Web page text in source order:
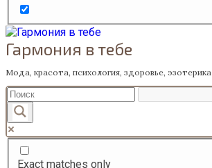
Гармония в тебе
Мода, красота, психология, здоровье, эзотерика
Exact matches only